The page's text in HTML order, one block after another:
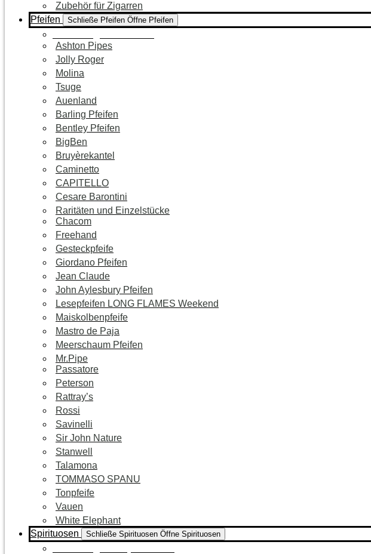
Zubehör für Zigarren
Pfeifen
Schließe Pfeifen Öffne Pfeifen
Ashton Pipes
Jolly Roger
Molina
Tsuge
Auenland
Barling Pfeifen
Bentley Pfeifen
BigBen
Bruyèrekantel
Caminetto
CAPITELLO
Cesare Barontini
Raritäten und Einzelstücke
Chacom
Freehand
Gesteckpfeife
Giordano Pfeifen
Jean Claude
John Aylesbury Pfeifen
Lesepfeifen LONG FLAMES Weekend
Maiskolbenpfeife
Mastro de Paja
Meerschaum Pfeifen
Mr.Pipe
Passatore
Peterson
Rattray’s
Rossi
Savinelli
Sir John Nature
Stanwell
Talamona
TOMMASO SPANU
Tonpfeife
Vauen
White Elephant
Spirituosen
Schließe Spirituosen Öffne Spirituosen